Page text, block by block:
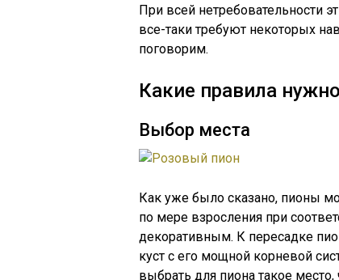
При всей нетребовательности
все-таки требуют некоторых
поговорим.
Какие правила
Выбор места
Как уже было сказано, пионы
по мере взросления при
декоративным. К пересадке
куст с его мощной корневой
выбрать для пиона такое